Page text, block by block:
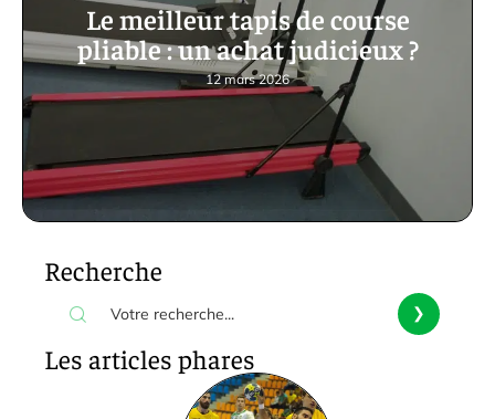
Le meilleur tapis de course
pliable : un achat judicieux ?
12 mars 2026
Recherche
Les articles phares